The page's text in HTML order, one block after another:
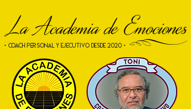
La Academia de Emociones
[
• COACH PERSONAL Y EJECUTIVO desde 2020 •